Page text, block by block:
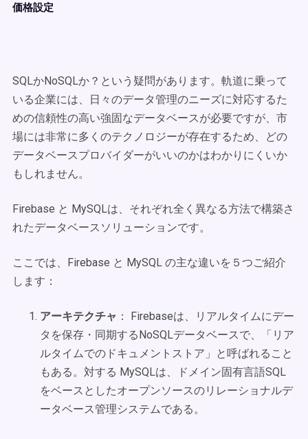
価格設定
SQLかNoSQLか？という疑問があります。軌道に乗って
いる企業には、日々のデータ管理のニーズに対応するた
めの信頼性の高い強固なデータベースが必要ですが、市
場には非常に多くのテクノロジーが存在するため、どの
データベースプロバイダーがいいのかはわかりにくいか
もしれません。
Firebase と MySQLは、それぞれ全く異なる方法で構築さ
れたデータベースソリューションです。
ここでは、Firebase と MySQL の主な違いを５つご紹介
します：
アーキテクチャ ： Firebaseは、リアルタイムにデー
タを保存・同期するNoSQLデータベースで、「リア
ルタイムでのドキュメントストア」と呼ばれること
もある。対する MySQLは、ドメイン固有言語SQL
をベースとしたオープンソースのリレーショナルデ
ータベース管理システムである。